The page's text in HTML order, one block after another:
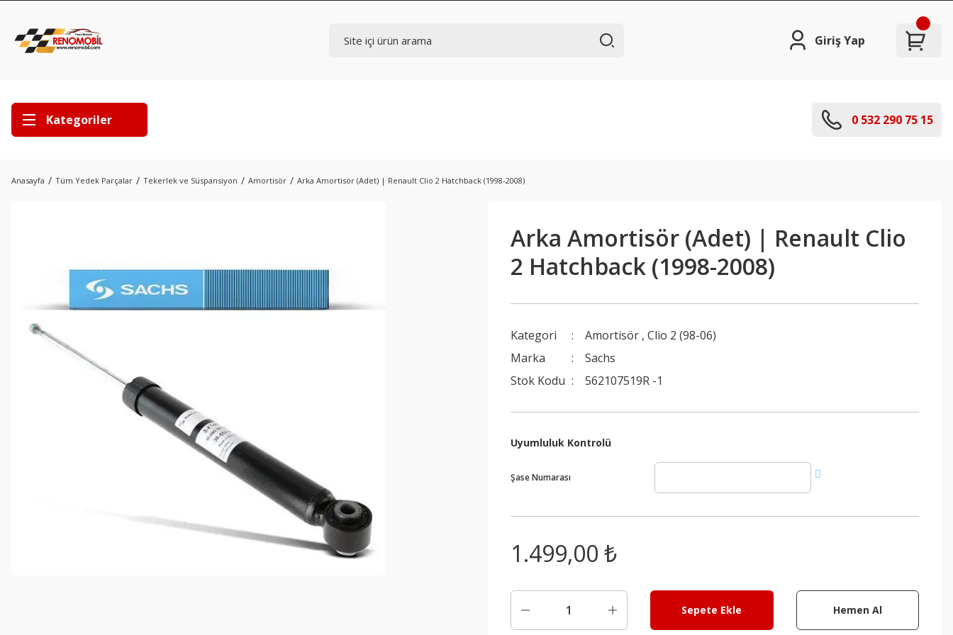
Giriş Yap
Kategoriler 0 532 290 75 15
Anasayfa Tüm Yedek Parçalar Tekerlek ve Süspansiyon Amortisör Arka Amortisör (Adet) | Renault Clio 2 Hatchback (1998-2008)
Arka Amortisör (Adet) | Renault Clio
2 Hatchback (1998-2008)
Kategori Amortisör ,Clio 2 (98-06)
Marka
Sachs
Stok Kodu
562107519R -1
Uyumluluk Kontrolü
Şase Numarası
1.499,00 ₺
Sepete Ekle Hemen Al